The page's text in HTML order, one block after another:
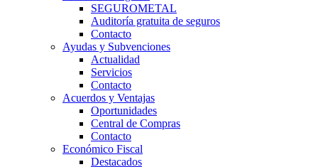
SEGUROMETAL
Auditoría gratuita de seguros
Contacto
Ayudas y Subvenciones
Actualidad
Servicios
Contacto
Acuerdos y Ventajas
Oportunidades
Central de Compras
Contacto
Económico Fiscal
Destacados